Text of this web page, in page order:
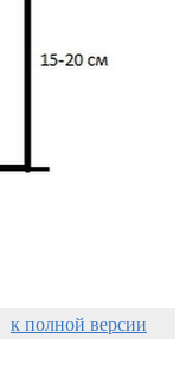
к полной версии